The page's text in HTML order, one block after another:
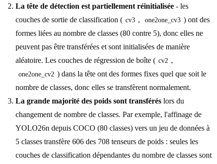
La tête de détection est partiellement réinitialisée - les
couches de sortie de classification ( cv3 , one2one_cv3 ) ont des
formes liées au nombre de classes (80 contre 5), donc elles ne
peuvent pas être transférées et sont initialisées de manière
aléatoire. Les couches de régression de boîte ( cv2 ,
one2one_cv2 ) dans la tête ont des formes fixes quel que soit le
nombre de classes, donc elles se transfèrent normalement.
La grande majorité des poids sont transférés lors du
changement de nombre de classes. Par exemple, l'affinage de
YOLO26n depuis COCO (80 classes) vers un jeu de données à
5 classes transfère 606 des 708 tenseurs de poids : seules les
couches de classification dépendantes du nombre de classes sont